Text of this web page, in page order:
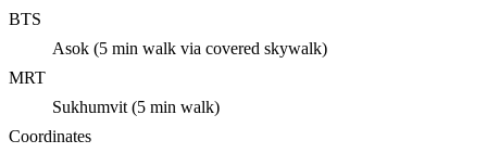
BTS
Asok (5 min walk via covered skywalk)
MRT
Sukhumvit (5 min walk)
Coordinates